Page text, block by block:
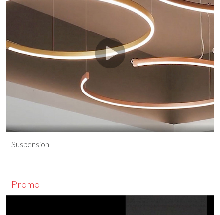
Suspension
Promo